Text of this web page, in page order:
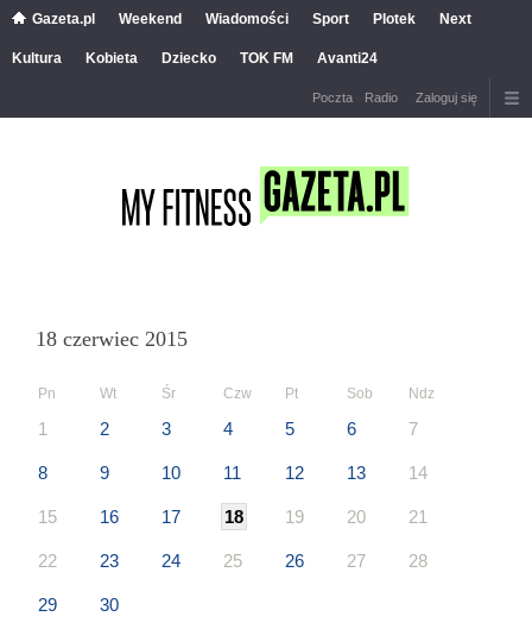
Gazeta.pl Weekend Wiadomości Sport Plotek Next
Kultura Kobieta Dziecko TOK FM Avanti24
Poczta Radio Zaloguj się
18 czerwiec 2015
Pn Wt Śr Czw Pt Sob Ndz
1 2 3 4 5 6 7
8 9 10 11 12 13 14
15 16 17 18 19 20 21
22 23 24 25 26 27 28
29 30